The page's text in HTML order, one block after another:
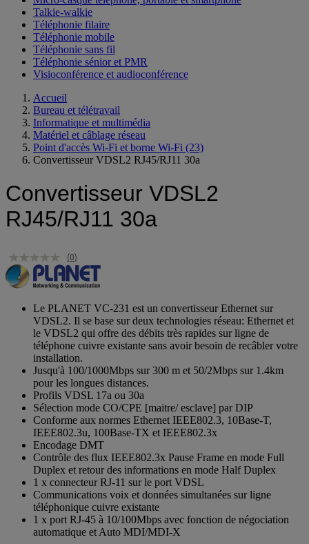
Talkie-walkie
Téléphonie filaire
Téléphonie mobile
Téléphonie sans fil
Téléphonie sénior et PMR
Visioconférence et audioconférence
Accueil
Bureau et télétravail
Informatique et multimédia
Matériel et câblage réseau
Point d'accès Wi-Fi et borne Wi-Fi (23)
Convertisseur VDSL2 RJ45/RJ11 30a
Convertisseur VDSL2
RJ45/RJ11 30a
(0)
Le PLANET VC-231 est un convertisseur Ethernet sur
VDSL2. Il se base sur deux technologies réseau: Ethernet et
le VDSL2 qui offre des débits très rapides sur ligne de
téléphone cuivre existante sans avoir besoin de recâbler votre
installation.
Jusqu'à 100/1000Mbps sur 300 m et 50/2Mbps sur 1.4km
pour les longues distances.
Profils VDSL 17a ou 30a
Sélection mode CO/CPE [maitre/ esclave] par DIP
Conforme aux normes Ethernet IEEE802.3, 10Base-T,
IEEE802.3u, 100Base-TX et IEEE802.3x
Encodage DMT
Contrôle des flux IEEE802.3x Pause Frame en mode Full
Duplex et retour des informations en mode Half Duplex
1 x connecteur RJ-11 sur le port VDSL
Communications voix et données simultanées sur ligne
téléphonique cuivre existante
1 x port RJ-45 à 10/100Mbps avec fonction de négociation
automatique et Auto MDI/MDI-X